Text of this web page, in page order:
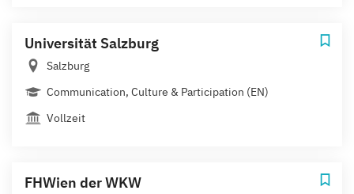
Universität Salzburg
Salzburg
Communication, Culture & Participation (EN)
Vollzeit
FHWien der WKW